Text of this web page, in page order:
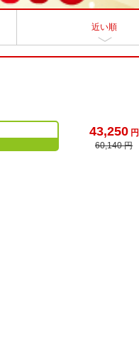
近い順
43,250円
60,140 円